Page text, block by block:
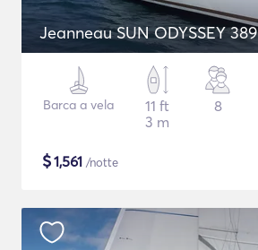
Jeanneau SUN ODYSSEY 389
Barca a vela
11 ft
3 m
8
$1,561 /notte